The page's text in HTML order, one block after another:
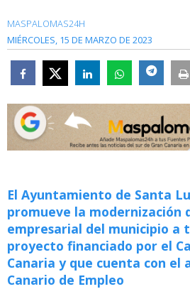
MASPALOMAS24H
MIÉRCOLES, 15 DE MARZO DE 2023
El Ayuntamiento de Santa
promueve la modernización
empresarial del municipio a
proyecto financiado por el
Canaria y que cuenta con el
Canario de Empleo